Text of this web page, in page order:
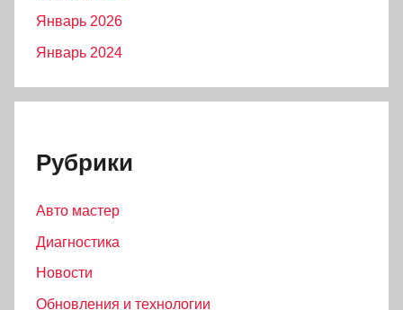
Январь 2026
Январь 2024
Рубрики
Авто мастер
Диагностика
Новости
Обновления и технологии